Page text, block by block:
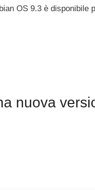
OS 9.3 è disponibile
nuova